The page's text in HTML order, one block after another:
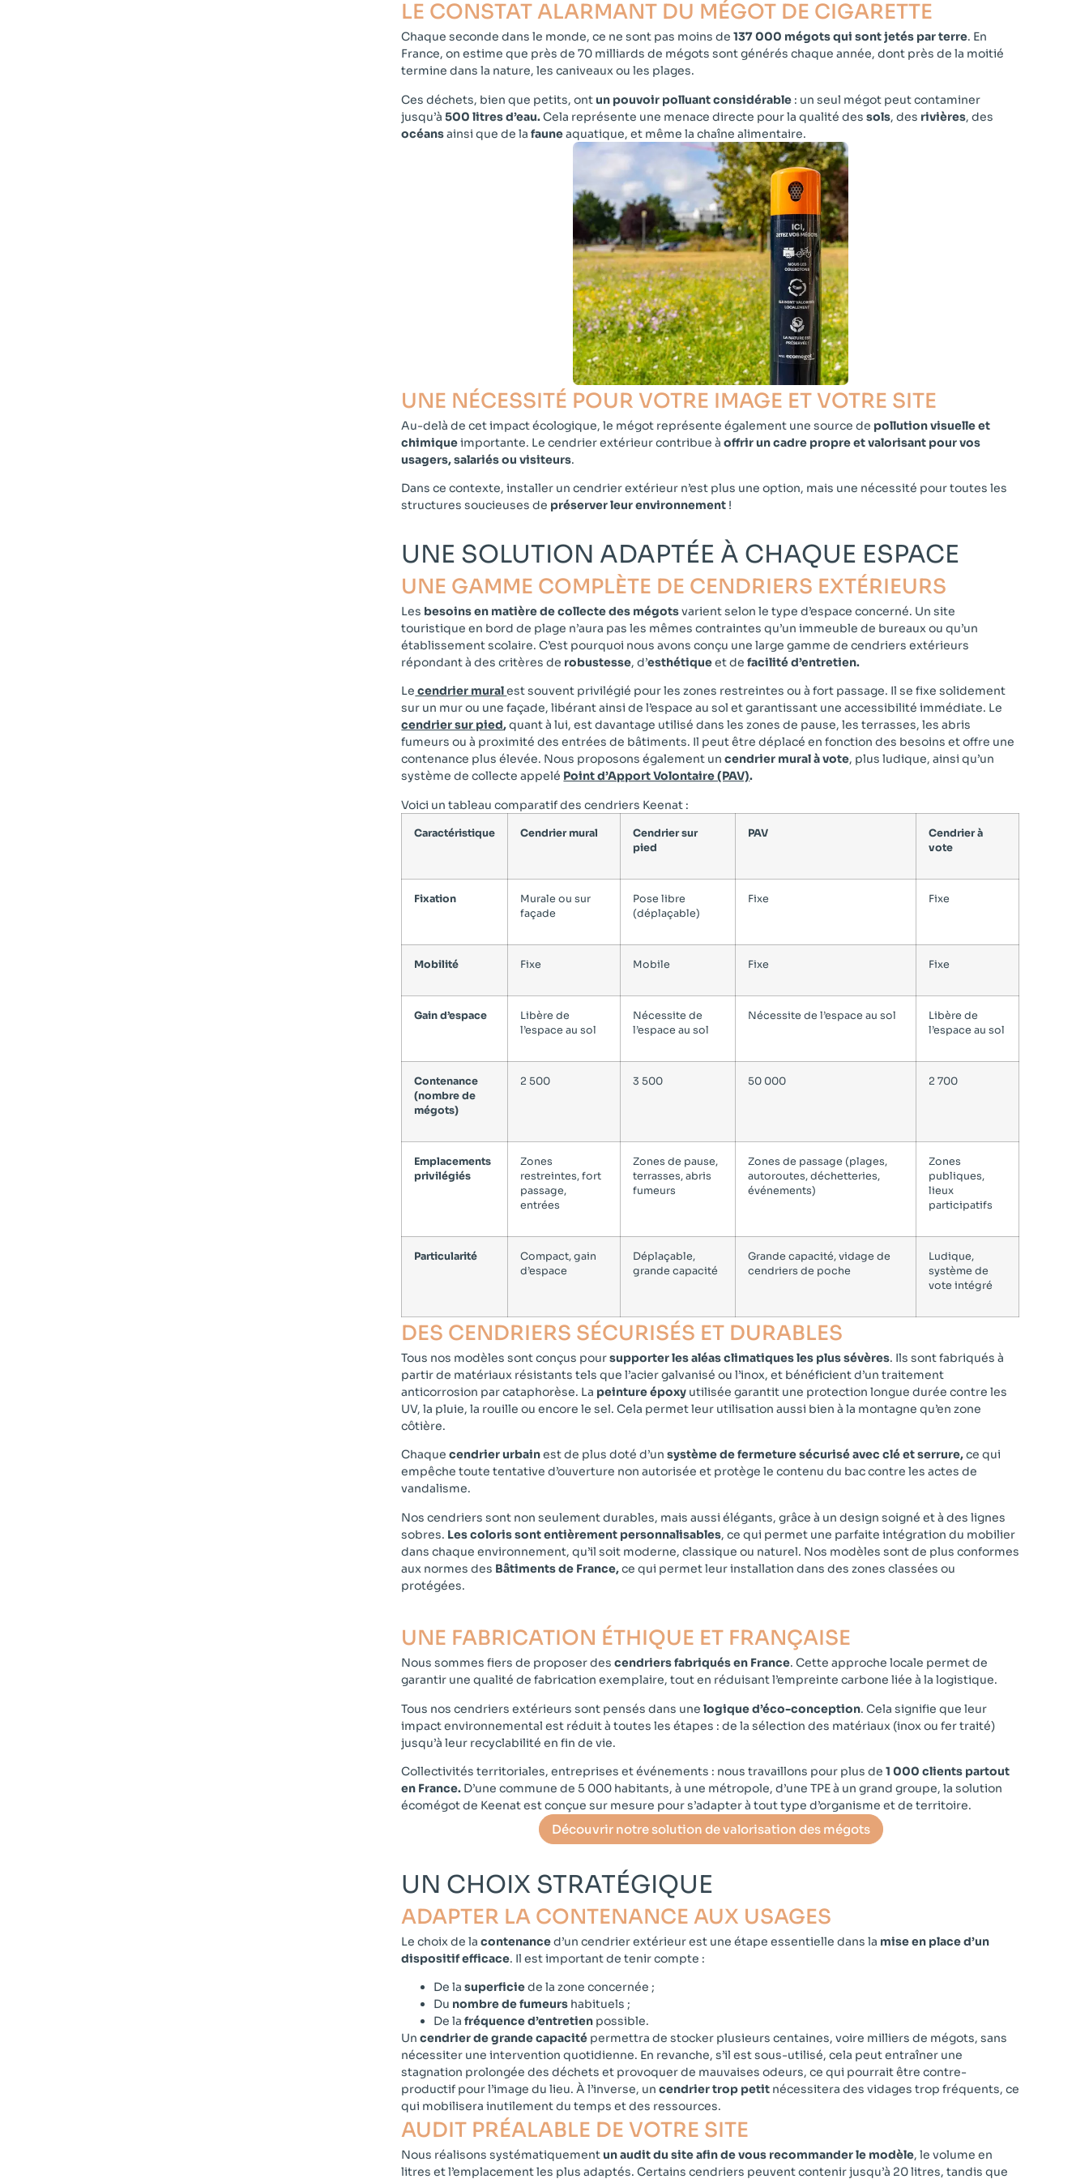
LE CONSTAT ALARMANT DU MÉGOT DE CIGARETTE​
Chaque seconde dans le monde, ce ne sont pas moins de 137 000 mégots qui sont jetés par terre. En
France, on estime que près de 70 milliards de mégots sont générés chaque année, dont près de la moitié
termine dans la nature, les caniveaux ou les plages.
Ces déchets, bien que petits, ontun pouvoir polluant considérable : un seul mégot peut contaminer
jusqu’à 500 litres d’eau.Cela représente une menace directe pour la qualité dessols, des rivières, des
océansainsi que de la fauneaquatique, et même la chaîne alimentaire.
UNE NÉCESSITÉ POUR VOTRE IMAGE ET VOTRE SITE​
Au-delà de cet impact écologique, le mégot représente également une source de pollution visuelle et
chimiqueimportante. Le cendrier extérieur contribue àoffrir un cadre propre et valorisant pour vos
usagers, salariés ou visiteurs.
Dans ce contexte, installer un cendrier extérieur n’est plus une option, mais une nécessité pour toutes les
structures soucieuses de préserver leur environnement !
UNE SOLUTION ADAPTÉE À CHAQUE ESPACE
UNE GAMME COMPLÈTE DE CENDRIERS EXTÉRIEURS​
Les besoins en matière de collecte des mégotsvarient selon le type d’espace concerné. Un site
touristique en bord de plage n’aura pas les mêmes contraintes qu’un immeuble de bureaux ou qu’un
établissement scolaire. C’est pourquoi nous avons conçu une large gamme de cendriers extérieurs
répondant à des critères de robustesse, d’esthétiqueet defacilité d’entretien.
Le cendrier muralest souvent privilégié pour les zones restreintes ou à fort passage. Il se fixe solidement
sur un mur ou une façade, libérant ainsi de l’espace au sol et garantissant une accessibilité immédiate. Le
cendrier sur pied,quant à lui, est davantage utilisé dans les zones de pause, les terrasses, les abris
fumeurs ou à proximité des entrées de bâtiments. Il peut être déplacé en fonction des besoins et offre une
contenance plus élevée. Nous proposons également uncendrier mural à vote, plus ludique, ainsi qu’un
système de collecte appelé Point d’Apport Volontaire (PAV).
Voici un tableau comparatif des cendriers Keenat :
Caractéristique Cendrier mural
Cendrier sur
pied
PAV
Cendrier à
vote
Fixation
Murale ou sur
façade
Pose libre
(déplaçable)
Fixe Fixe
Mobilité Fixe Mobile Fixe Fixe
Gain d’espace
Libère de
l’espace au sol
Nécessite de
l’espace au sol
Nécessite de l’espace au sol
Libère de
l’espace au sol
Contenance
(nombre de
mégots)
2 500 3 500 50 000 2 700
Emplacements
privilégiés
Zones
restreintes, fort
passage,
entrées
Zones de pause,
terrasses, abris
fumeurs
Zones de passage (plages,
autoroutes, déchetteries,
événements)
Zones
publiques,
lieux
participatifs
Particularité
Compact, gain
d’espace
Déplaçable,
grande capacité
Grande capacité, vidage de
cendriers de poche
Ludique,
système de
vote intégré
DES CENDRIERS SÉCURISÉS ET DURABLES​
Tous nos modèles sont conçus poursupporter les aléas climatiques les plus sévères. Ils sont fabriqués à
partir de matériaux résistants tels que l’acier galvanisé ou l’inox, et bénéficient d’un traitement
anticorrosion par cataphorèse. La peinture époxy utilisée garantit une protection longue durée contre les
UV, la pluie, la rouille ou encore le sel. Cela permet leur utilisation aussi bien à la montagne qu’en zone
côtière.
Chaquecendrier urbainest de plus doté d’unsystème de fermeture sécurisé avec clé et serrure,ce qui
empêche toute tentative d’ouverture non autorisée et protège le contenu du bac contre les actes de
vandalisme.
Nos cendriers sont non seulement durables, mais aussi élégants, grâce à un design soigné et à des lignes
sobres. Les coloris sont entièrement personnalisables, ce qui permet une parfaite intégration du mobilier
dans chaque environnement, qu’il soit moderne, classique ou naturel. Nos modèles sont de plus conformes
aux normes des Bâtiments de France,ce qui permet leur installation dans des zones classées ou
protégées.
UNE FABRICATION ÉTHIQUE ET FRANÇAISE
Nous sommes fiers de proposer descendriers fabriqués en France. Cette approche locale permet de
garantir une qualité de fabrication exemplaire, tout en réduisant l’empreinte carbone liée à la logistique.
Tous nos cendriers extérieurs sont pensés dans unelogique d’éco-conception. Cela signifie que leur
impact environnemental est réduit à toutes les étapes : de la sélection des matériaux (inox ou fer traité)
jusqu’à leur recyclabilité en fin de vie.
Collectivités territoriales, entreprises et événements : nous travaillons pour plus de1 000 clients partout
en France. D’une commune de 5 000 habitants, à une métropole, d’une TPE à un grand groupe, la solution
écomégot de Keenat est conçue sur mesure pour s’adapter à tout type d’organisme et de territoire.
Découvrir notre solution de valorisation des mégots
UN CHOIX STRATÉGIQUE
ADAPTER LA CONTENANCE AUX USAGES​
Le choix de lacontenanced’un cendrier extérieur est une étape essentielle dans la mise en place d’un
dispositif efficace. Il est important de tenir compte :
De lasuperficiede la zone concernée ;
Du nombre de fumeurs habituels ;
De lafréquenced’entretien possible.
Uncendrier de grande capacité permettra de stocker plusieurs centaines, voire milliers de mégots, sans
nécessiter une intervention quotidienne. En revanche, s’il est sous-utilisé, cela peut entraîner une
stagnation prolongée des déchets et provoquer de mauvaises odeurs, ce qui pourrait être contre-
productif pour l’image du lieu. À l’inverse, uncendrier trop petit nécessitera des vidages trop fréquents, ce
qui mobilisera inutilement du temps et des ressources.
AUDIT PRÉALABLE DE VOTRE SITE​
Nous réalisons systématiquementun audit du site afin de vous recommander le modèle, le volume en
litres et l’emplacement les plus adaptés. Certains cendriers peuvent contenir jusqu’à 20 litres, tandis que